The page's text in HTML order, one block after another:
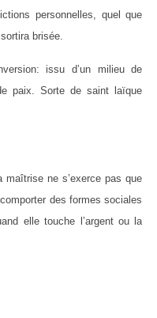
personnelles, quel que
brisée.
issu d’un milieu de
paix. Sorte de saint laïque
ne s’exerce pas que
des formes sociales
elle touche l’argent ou la